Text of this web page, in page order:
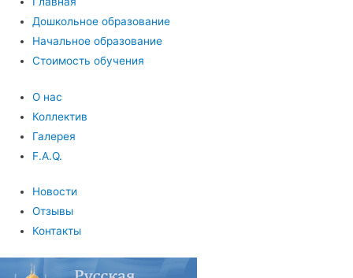
Дошкольное образование
Начальное образование
Стоимость обучения
О нас
Коллектив
Галерея
F.A.Q.
Новости
Отзывы
Контакты